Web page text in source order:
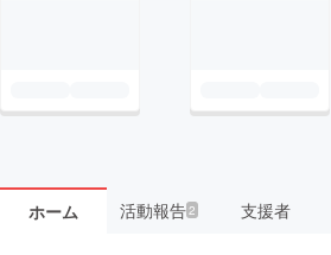
ホーム 活動報告2 支援者